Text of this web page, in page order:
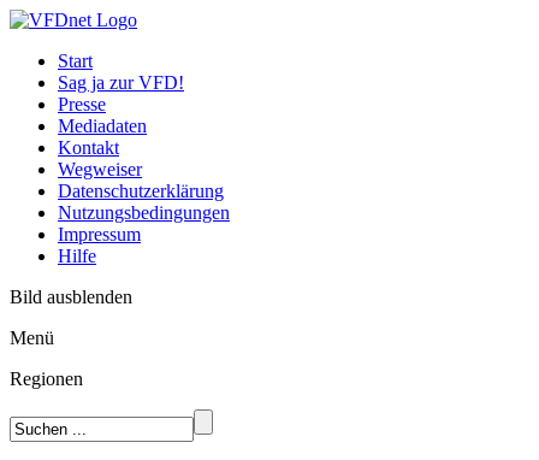
Start
Sag ja zur VFD!
Presse
Mediadaten
Kontakt
Wegweiser
Datenschutzerklärung
Nutzungsbedingungen
Impressum
Hilfe
Bild ausblenden
Menü
Regionen